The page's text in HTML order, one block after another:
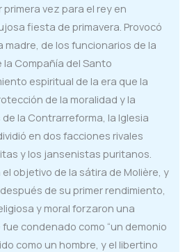
vez para el rey en
fiesta de primavera. Provocó
madre, de los funcionarios de la
la Compañía del Santo
espiritual de la era que la
de la moralidad y la
la Contrarreforma, la Iglesia
en dos facciones rivales
y los jansenistas puritanos.
objetivo de la sátira de Molière, y
de su primer rendimiento,
y moral forzaron una
condenado como “un demonio
como un hombre, y el libertino